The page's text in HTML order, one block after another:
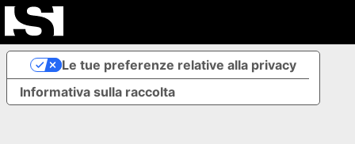
Informativa sulla raccolta
Le tue preferenze relative alla privacy